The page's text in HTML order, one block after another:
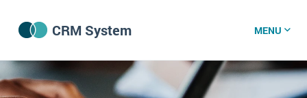
CRM System
CRM Software
MENU